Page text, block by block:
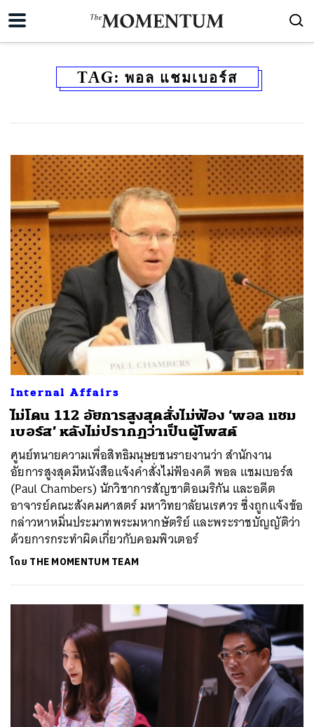
TAG: พอล แชมเบอร์ส
Internal Affairs
ไม่โดน 112 อัยการสูงสุดสั่งไม่ฟ้อง ‘พอล แชม
เบอร์ส’ หลังไม่ปรากฏว่าเป็นผู้โพสต์
ศูนย์ทนายความเพื่อสิทธิมนุษยชนรายงานว่า สำนักงาน
อัยการสูงสุดมีหนังสือแจ้งคำสั่งไม่ฟ้องคดี พอล แชมเบอร์ส
(Paul Chambers) นักวิชาการสัญชาติอเมริกัน และอดีต
อาจารย์คณะสังคมศาสตร์ มหาวิทยาลัยนเรศวร ซึ่งถูกแจ้งข้อ
กล่าวหาหมิ่นประมาทพระมหากษัตริย์ และพระราชบัญญัติว่า
ด้วยการกระทำผิดเกี่ยวกับคอมพิวเตอร์
โดย THE MOMENTUM TEAM